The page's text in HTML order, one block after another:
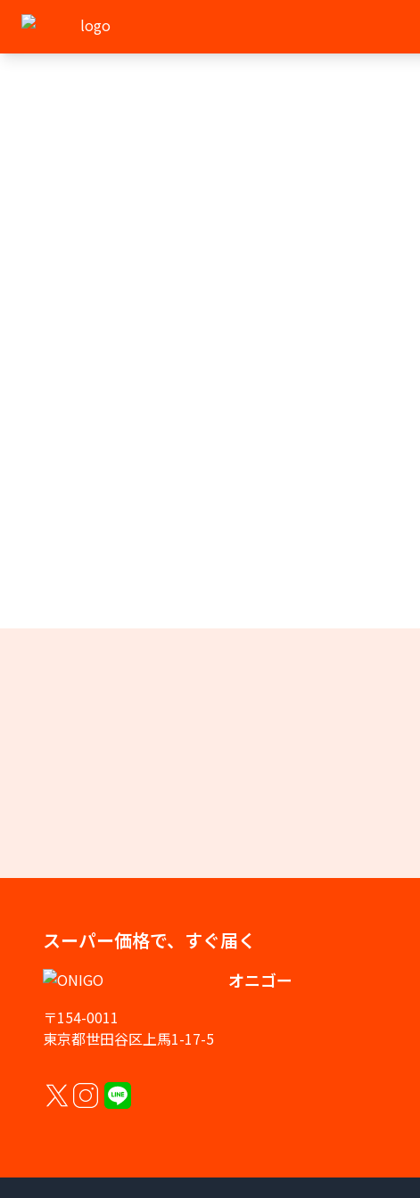
スーパー価格で、すぐ届く
オニゴー
〒154-0011
東京都世田谷区上馬1-17-5